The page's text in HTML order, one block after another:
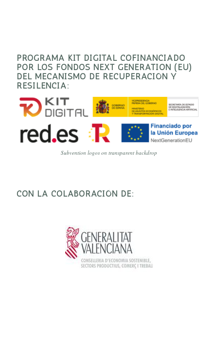
PROGRAMA KIT DIGITAL COFINANCIADO
POR LOS FONDOS NEXT GENERATION (EU)
DEL MECANISMO DE RECUPERACIÓN Y
RESILENCIA:
Subvention logos on transparent backdrop
CON LA COLABORACIÓN DE: